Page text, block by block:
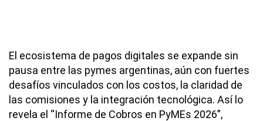
El ecosistema de pagos digitales se expande sin
pausa entre las pymes argentinas, aún con fuertes
desafíos vinculados con los costos, la claridad de
las comisiones y la integración tecnológica. Así lo
revela el “Informe de Cobros en PyMEs 2026”,